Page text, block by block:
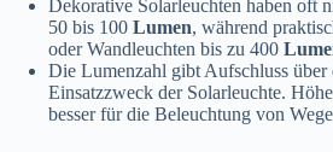
Dekorative Solarleuchten haben oft
50 bis 100 Lumen, während
oder Wandleuchten bis zu 400
Die Lumenzahl gibt Aufschluss
Einsatzzweck der Solarleuchte.
besser für die Beleuchtung von